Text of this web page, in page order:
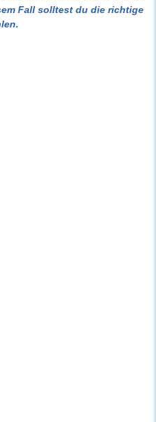
Fall solltest du die richtige